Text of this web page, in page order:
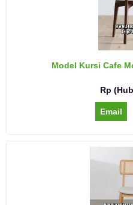
Model Kursi Cafe
Rp
Email